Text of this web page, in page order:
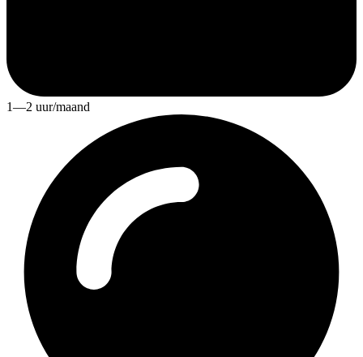
1—2 uur/maand